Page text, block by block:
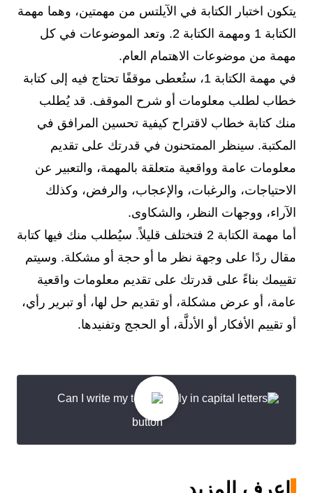
يتكون اختبار الكتابة في الآيلتس من مهمتين، وهما مهمة
الكتابة 1 ومهمة الكتابة 2. وتعد الموضوعات في كل
مهمة من موضوعات الاهتمام العام.
في مهمة الكتابة 1، ستُعطى موقفًا تحتاج فيه إلى كتابة
خطاب لطلب معلومات أو شرح الموقف. قد يُطلب
منك كتابة خطاب لاقتراح كيفية تحسين المرافق في
المكتبة. سينظر الممتحنون في قدرتك على تقديم
معلومات عامة وواقعية متعلقة بالمهمة، والتعبير عن
الاحتياجات، والرغبات، والإعجاب، والرفض، وكذلك
الآراء، ووجهات النظر، والشكاوى.
أما مهمة الكتابة 2 فتختلف قليلاً. سيُطلب منك فيها كتابة
مقال ردًا على وجهة نظر ما أو حجة أو مشكلة. وسيتم
تقييمك بناءً على قدرتك على تقديم معلومات واقعية
عامة، أو عرض مشكلة، أو تقديم حل لها، أو تبرير رأي،
أو تقييم الأفكار أو الأدلَّة، أو الحجج وتفنيدها.